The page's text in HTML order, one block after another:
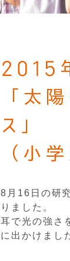
2015
「太
ス」
（小
8月16日の研
りました。
耳で光の強さ
に出かけまし